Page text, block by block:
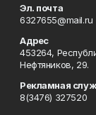
Эл. почта
6327655@mail.ru
Адрес
453264,
Нефтяников, 29.
Рекламная
8(3476) 327520